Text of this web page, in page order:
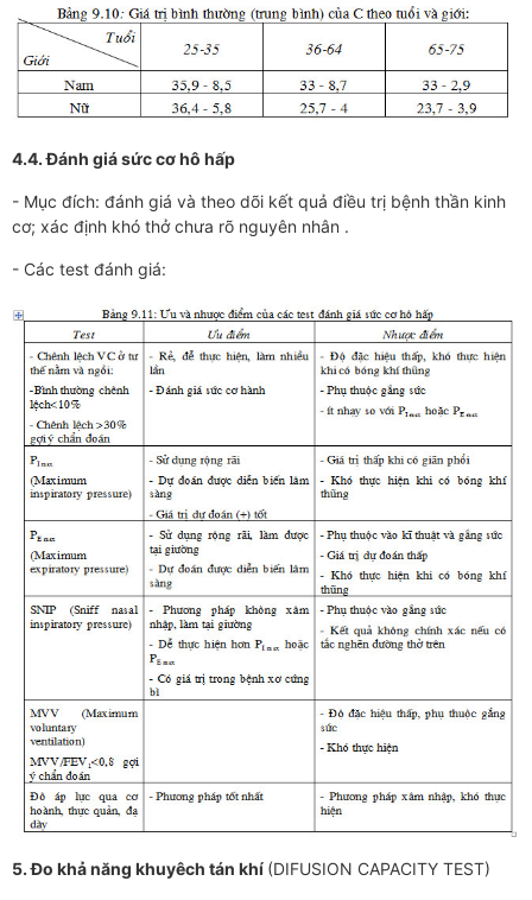
4.4. Đánh giá sức cơ hô hấp
- Mục đích: đánh giá và theo dõi kết quả điều trị bệnh thần kinh
cơ; xác định khó thở chưa rõ nguyên nhân .
- Các test đánh giá:
5. Đo khả năng khuyêch tán khí (DIFUSION CAPACITY TEST)